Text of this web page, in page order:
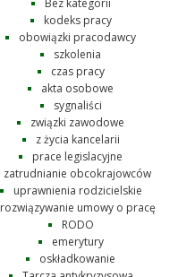
kodeks pracy
obowiązki pracodawcy
szkolenia
czas pracy
akta osobowe
sygnaliści
związki zawodowe
z życia kancelarii
prace legislacyjne
zatrudnianie obcokrajowców
uprawnienia rodzicielskie
rozwiązywanie umowy o pracę
RODO
emerytury
oskładkowanie